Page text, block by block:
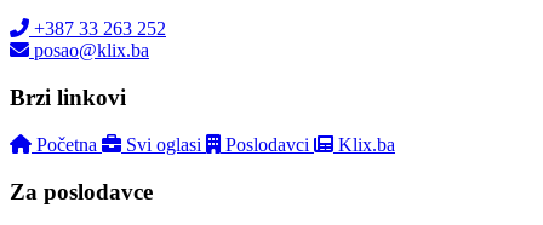
+387 33 263 252
posao@klix.ba
Brzi linkovi
Početna Svi oglasi Poslodavci Klix.ba
Za poslodavce